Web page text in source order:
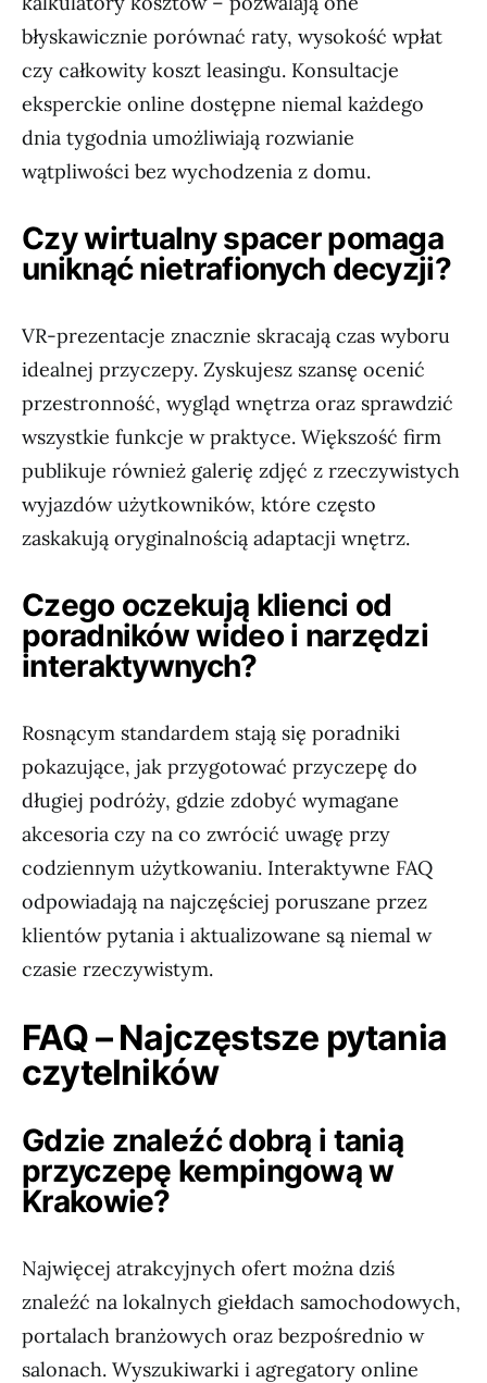
błyskawicznie porównać raty, wysokość wpłat
czy całkowity koszt leasingu. Konsultacje
eksperckie online dostępne niemal każdego
dnia tygodnia umożliwiają rozwianie
wątpliwości bez wychodzenia z domu.
Czy wirtualny spacer pomaga
uniknąć nietrafionych decyzji?
VR-prezentacje znacznie skracają czas wyboru
idealnej przyczepy. Zyskujesz szansę ocenić
przestronność, wygląd wnętrza oraz sprawdzić
wszystkie funkcje w praktyce. Większość firm
publikuje również galerię zdjęć z rzeczywistych
wyjazdów użytkowników, które często
zaskakują oryginalnością adaptacji wnętrz.
Czego oczekują klienci od
poradników wideo i narzędzi
interaktywnych?
Rosnącym standardem stają się poradniki
pokazujące, jak przygotować przyczepę do
długiej podróży, gdzie zdobyć wymagane
akcesoria czy na co zwrócić uwagę przy
codziennym użytkowaniu. Interaktywne FAQ
odpowiadają na najczęściej poruszane przez
klientów pytania i aktualizowane są niemal w
czasie rzeczywistym.
FAQ – Najczęstsze pytania
czytelników
Gdzie znaleźć dobrą i tanią
przyczepę kempingową w
Krakowie?
Najwięcej atrakcyjnych ofert można dziś
znaleźć na lokalnych giełdach samochodowych,
portalach branżowych oraz bezpośrednio w
salonach. Wyszukiwarki i agregatory online